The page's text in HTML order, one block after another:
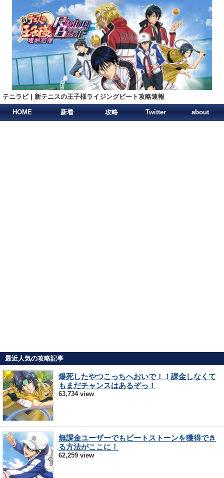
テニラビ | 新テニスの王子様ライジングビート攻略速報
HOME 新着 攻略 Twitter about
最近人気の攻略記事
爆死したやつこっちへおいで！！課金しなくて
もまだチャンスはあるぞっ！
63,734 view
無課金ユーザーでもビートストーンを獲得でき
る方法がここに！
62,259 view